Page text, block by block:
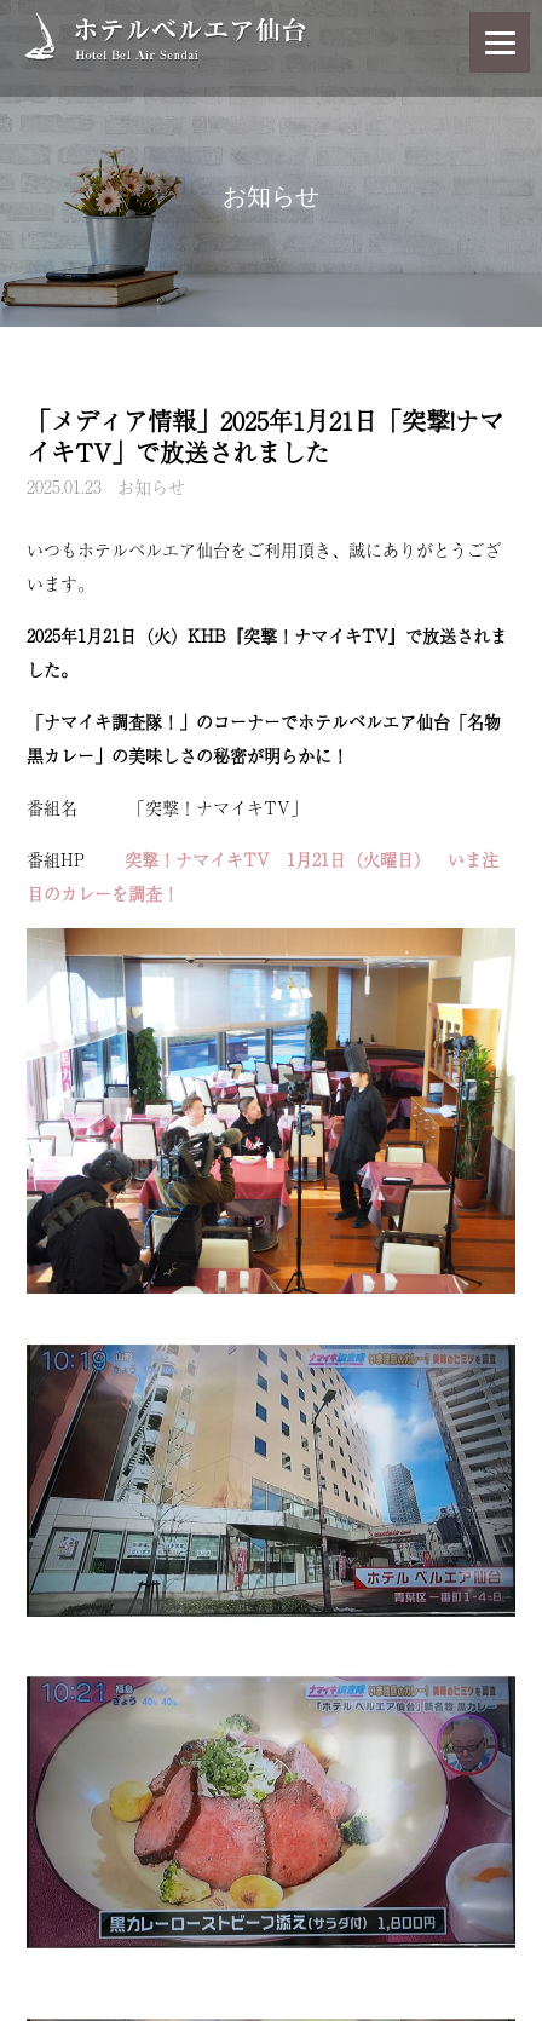
お知らせ
「メディア情報」2025年1月21日「突撃!ナマ
イキTV」で放送されました
2025.01.23 お知らせ
いつもホテルベルエア仙台をご利用頂き、誠にありがとうござ
います。
2025年1月21日（火）KHB 『突撃！ナマイキTV』で放送されま
した。
「ナマイキ調査隊！」のコーナーでホテルベルエア仙台「名物
黒カレー」の美味しさの秘密が明らかに！
番組名 「突撃！ナマイキTV」
番組HP 突撃！ナマイキTV 1月21日（火曜日） いま注
目のカレーを調査！